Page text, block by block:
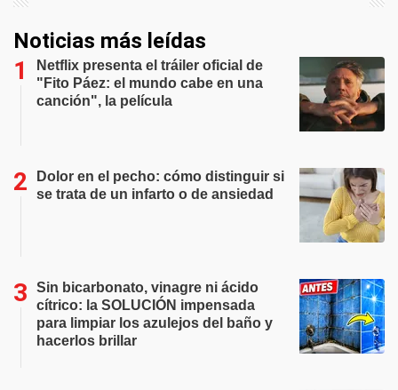
Noticias más leídas
Netflix presenta el tráiler oficial de
"Fito Páez: el mundo cabe en una
canción", la película
Dolor en el pecho: cómo distinguir si
se trata de un infarto o de ansiedad
Sin bicarbonato, vinagre ni ácido
cítrico: la SOLUCIÓN impensada
para limpiar los azulejos del baño y
hacerlos brillar